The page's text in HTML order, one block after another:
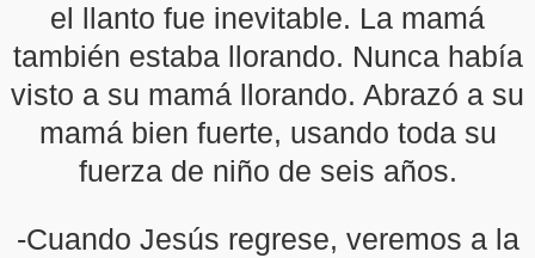
el llanto fue inevitable. La mamá
también estaba llorando. Nunca había
visto a su mamá llorando. Abrazó a su
mamá bien fuerte, usando toda su
fuerza de niño de seis años.
-Cuando Jesús regrese, veremos a la